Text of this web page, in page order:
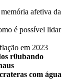
afetiva da
é possível lidar
em 2023
r0ubando
com água